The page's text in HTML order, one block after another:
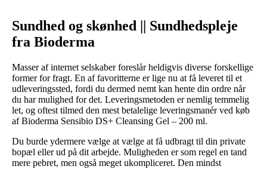
Sundhed og skønhed || Sundhedspleje
fra Bioderma
Masser af internet selskaber foreslår heldigvis diverse forskellige
former for fragt. En af favoritterne er lige nu at få leveret til et
udleveringssted, fordi du dermed nemt kan hente din ordre når
du har mulighed for det. Leveringsmetoden er nemlig temmelig
let, og oftest tilmed den mest betalelige leveringsmanér ved køb
af Bioderma Sensibio DS+ Cleansing Gel – 200 ml.
Du burde ydermere vælge at vælge at få udbragt til din private
bopæl eller ud på dit arbejde. Muligheden er som regel en tand
mere pebret, men også meget ukompliceret. Den mindst